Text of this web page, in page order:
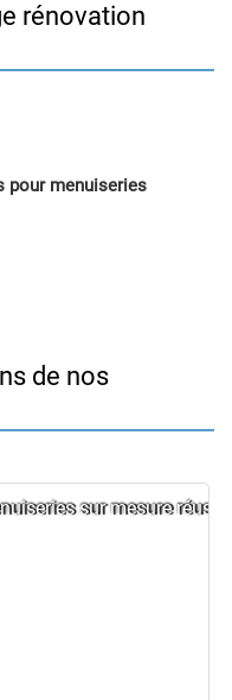
rénovation
pour menuiseries
de nos
sur mesure réussi